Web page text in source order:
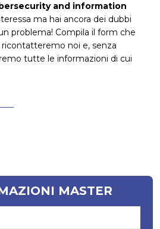
and information
ma hai ancora dei dubbi
problema! Compila il form che
noi e, senza
tutte le informazioni di cui
MASTER